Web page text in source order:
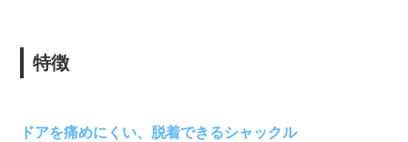
特徴
ドアを痛めにくい、脱着できるシャックル